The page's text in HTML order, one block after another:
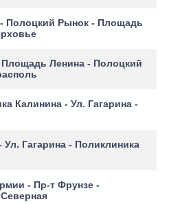
Полоцкий Рынок - Площадь
Ленина - Полоцкий
Калинина - Ул. Гагарина -
Ул. Гагарина - Поликлиника
- Пр-т Фрунзе -